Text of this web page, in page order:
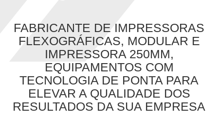
FABRICANTE DE IMPRESSORAS
FLEXOGRÁFICAS, MODULAR E
IMPRESSORA 250MM,
EQUIPAMENTOS COM
TECNOLOGIA DE PONTA PARA
ELEVAR A QUALIDADE DOS
RESULTADOS DA SUA EMPRESA